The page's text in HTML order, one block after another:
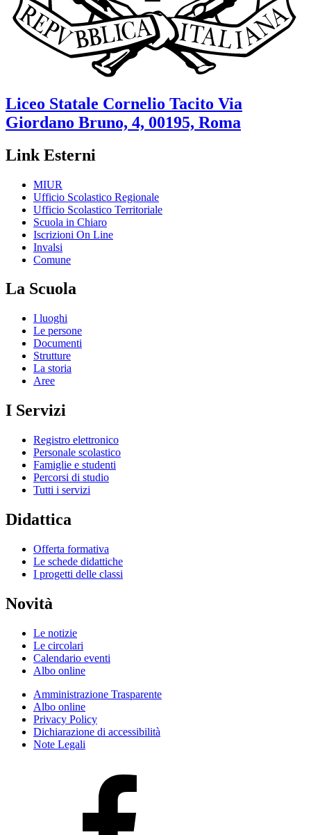
Liceo Statale Cornelio Tacito Via
Giordano Bruno, 4, 00195, Roma
Link Esterni
MIUR
Ufficio Scolastico Regionale
Ufficio Scolastico Territoriale
Scuola in Chiaro
Iscrizioni On Line
Invalsi
Comune
La Scuola
I luoghi
Le persone
Documenti
Strutture
La storia
Aree
I Servizi
Registro elettronico
Personale scolastico
Famiglie e studenti
Percorsi di studio
Tutti i servizi
Didattica
Offerta formativa
Le schede didattiche
I progetti delle classi
Novità
Le notizie
Le circolari
Calendario eventi
Albo online
Amministrazione Trasparente
Albo online
Privacy Policy
Dichiarazione di accessibilità
Note Legali